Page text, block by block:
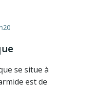
se situe à
est de